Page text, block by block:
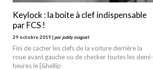
Keylock : la boite à clef indispensable
par FCS !
29 octobre 2019 | par joddy maguet
Fini de cacher les clefs de la voiture derrière la
roue avant gauche ou de checker toutes les demi-
heures le [&hellip